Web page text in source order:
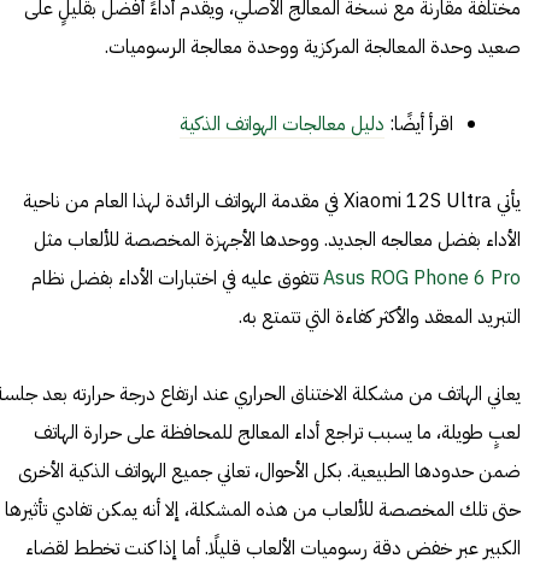
مختلفةً مقارنةً مع نسخة المعالج الأصلي، ويقدم أداءً أفضل بقليلٍ على
صعيد وحدة المعالجة المركزية ووحدة معالجة الرسوميات.
اقرأ أيضًا: دليل معالجات الهواتف الذكية
يأتي Xiaomi 12S Ultra في مقدمة الهواتف الرائدة لهذا العام من ناحية
الأداء بفضل معالجه الجديد. ووحدها الأجهزة المخصصة للألعاب مثل
Asus ROG Phone 6 Proتتفوق عليه في اختبارات الأداء بفضل نظام
التبريد المعقد والأكثر كفاءة التي تتمتع به.
يعاني الهاتف من مشكلة الاختناق الحراري عند ارتفاع درجة حرارته بعد
لعبٍ طويلة، ما يسبب تراجع أداء المعالج للمحافظة على حرارة الهاتف
ضمن حدودها الطبيعية. بكل الأحوال، تعاني جميع الهواتف الذكية الأخرى
حتى تلك المخصصة للألعاب من هذه المشكلة، إلا أنه يمكن تفادي تأثيرها
الكبير عبر خفض دقة رسوميات الألعاب قليلًا. أما إذا كنت تخطط لقضاء